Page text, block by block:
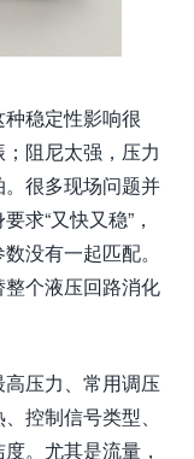
稳定性影响很
阻尼太强，压力
很多现场问题并
求“又快又稳”，
没有一起匹配。
个液压回路消化
压力、常用调压
控制信号类型、
。尤其是流量，